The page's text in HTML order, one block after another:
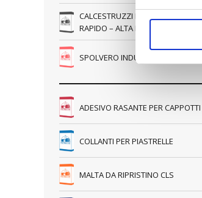
CALCESTRUZZI PRONTI – FIBRATO –
RAPIDO – ALTA RESISTENZA
SPOLVERO INDURENTE AL QUARZO
ADESIVO RASANTE PER CAPPOTTI
COLLANTI PER PIASTRELLE
MALTA DA RIPRISTINO CLS